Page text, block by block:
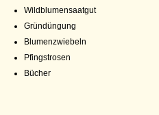
Wildblumensaatgut
Gründüngung
Blumenzwiebeln
Pfingstrosen
Bücher